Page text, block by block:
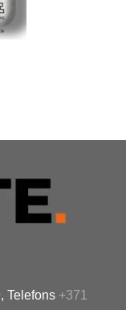
Telefons +371